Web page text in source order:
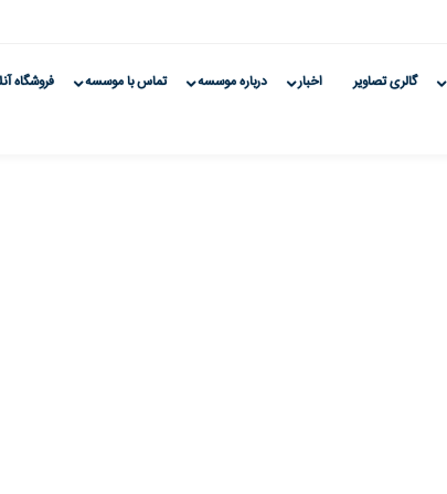
گالری تصاویر اخبار درباره موسسه تماس با موسسه فروشگاه